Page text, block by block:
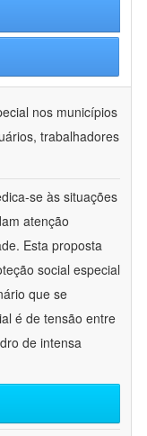
nos municípios
trabalhadores
se às situações
atenção
Esta proposta
social especial
que se
é de tensão entre
de intensa